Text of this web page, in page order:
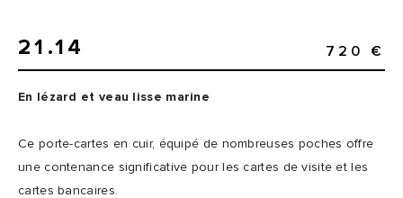
21.14 720 €
En lézard et veau lisse marine
Ce porte-cartes en cuir, équipé de nombreuses poches offre
une contenance significative pour les cartes de visite et les
cartes bancaires.